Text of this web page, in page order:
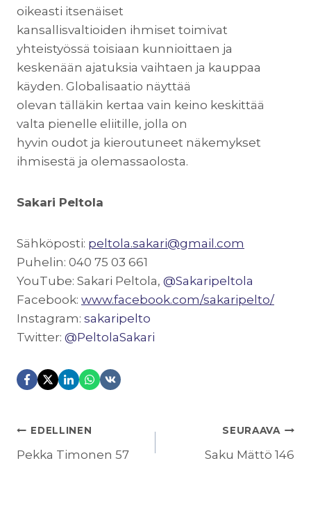
oikeasti itsenäiset
kansallisvaltioiden ihmiset toimivat
yhteistyössä toisiaan kunnioittaen ja
keskenään ajatuksia vaihtaen ja kauppaa
käyden. Globalisaatio näyttää
olevan tälläkin kertaa vain keino keskittää
valta pienelle eliitille, jolla on
hyvin oudot ja kieroutuneet näkemykset
ihmisestä ja olemassaolosta.
Sakari Peltola
Sähköposti: peltola.sakari@gmail.com
Puhelin: 040 75 03 661
YouTube: Sakari Peltola, @Sakaripeltola
Facebook: www.facebook.com/sakaripelto/
Instagram: sakaripelto
Twitter: @PeltolaSakari
ARTIKKELIEN
SELAUS
EDELLINEN
Pekka Timonen 57
SEURAAVA
Saku Mättö 146